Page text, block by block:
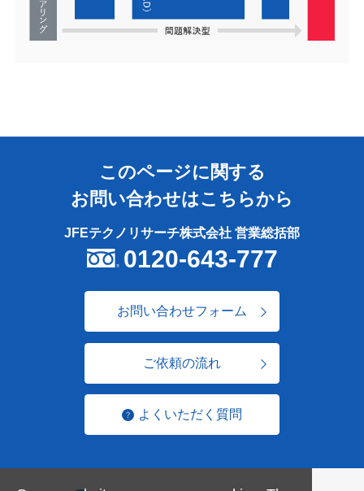
このページに関する
お問い合わせはこちらから
JFEテクノリサーチ株式会社 営業総括部
0120-643-777
お問い合わせフォーム
ご依頼の流れ
よくいただく質問